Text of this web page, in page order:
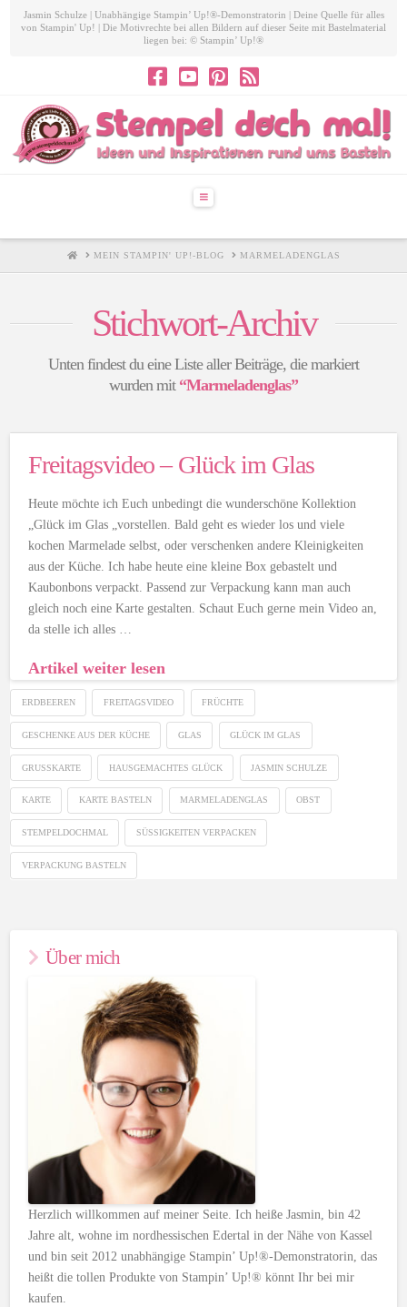
Jasmin Schulze | Unabhängige Stampin’ Up!®-Demonstratorin | Deine Quelle für alles
von Stampin' Up! | Die Motivrechte bei allen Bildern auf dieser Seite mit Bastelmaterial
liegen bei: © Stampin’ Up!®
Navigation
HOMEMEIN STAMPIN' UP!-BLOG MARMELADENGLAS
Stichwort-Archiv
Unten findest du eine Liste aller Beiträge, die markiert
wurden mit “Marmeladenglas”
Freitagsvideo – Glück im Glas
Heute möchte ich Euch unbedingt die wunderschöne Kollektion
„Glück im Glas „vorstellen. Bald geht es wieder los und viele
kochen Marmelade selbst, oder verschenken andere Kleinigkeiten
aus der Küche. Ich habe heute eine kleine Box gebastelt und
Kaubonbons verpackt. Passend zur Verpackung kann man auch
gleich noch eine Karte gestalten. Schaut Euch gerne mein Video an,
da stelle ich alles …
Artikel weiter lesen
ERDBEEREN FREITAGSVIDEO FRÜCHTE
GESCHENKE AUS DER KÜCHE GLAS GLÜCK IM GLAS
GRUSSKARTE HAUSGEMACHTES GLÜCK JASMIN SCHULZE
KARTE KARTE BASTELN MARMELADENGLAS OBST
STEMPELDOCHMAL SÜSSIGKEITEN VERPACKEN
VERPACKUNG BASTELN
Über mich
Herzlich willkommen auf meiner Seite. Ich heiße Jasmin, bin 42
Jahre alt, wohne im nordhessischen Edertal in der Nähe von Kassel
und bin seit 2012 unabhängige Stampin’ Up!®-Demonstratorin, das
heißt die tollen Produkte von Stampin’ Up!® könnt Ihr bei mir
kaufen.